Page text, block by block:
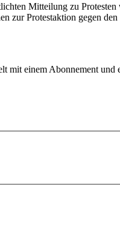
Mitteilung zu
zur Protestaktion gegen
einem Abonnement